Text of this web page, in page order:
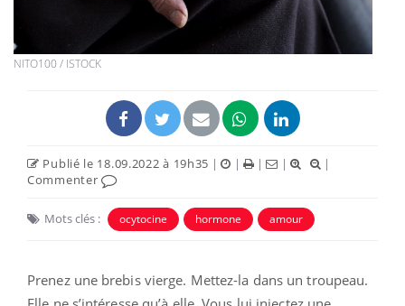
NITO100 / ISTOCK
Publié le 18.09.2022 à 19h35 | | | |
|
Commenter
Mots clés : ocytocine hormone amour
Prenez une brebis vierge. Mettez-la dans un troupeau.